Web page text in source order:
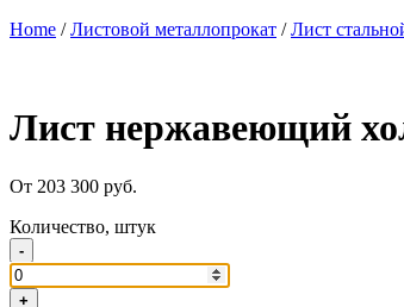
Home /Листовой металлопрокат /Лист
Лист нержавеющий
От 203 300 руб.
Количество, штук
-
+